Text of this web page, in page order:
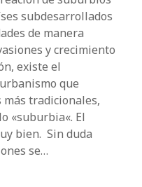
subdesarrollados
de manera
y crecimiento
existe el
que
tradicionales,
«suburbia«. El
bien. Sin duda
se…